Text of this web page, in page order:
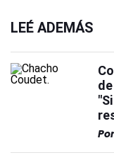
LEÉ ADEMÁS
Por